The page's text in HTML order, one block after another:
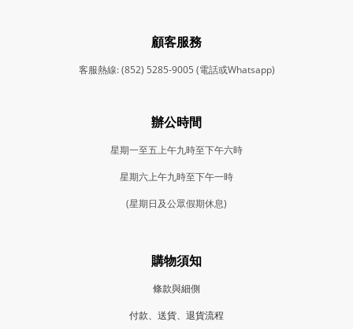
顧客服務
客服熱線: (852) 5285-9005 (電話或Whatsapp)
辦公時間
星期一至五上午九時至下午六時
星期六上午九時至下午一時
(星期日及公眾假期休息)
購物須知
條款與細側
付款、送貨、退貨流程